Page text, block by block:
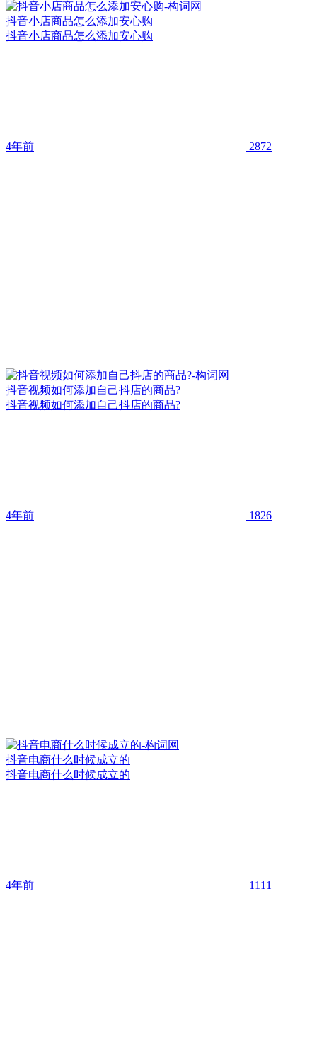
抖音小店商品怎么添加安心购
抖音小店商品怎么添加安心购
4年前 2872
抖音视频如何添加自己抖店的商品?
抖音视频如何添加自己抖店的商品?
4年前 1826
抖音电商什么时候成立的
抖音电商什么时候成立的
4年前 1111